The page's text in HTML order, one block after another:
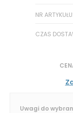
NR ARTYKUŁU:
CZAS
Uwagi do